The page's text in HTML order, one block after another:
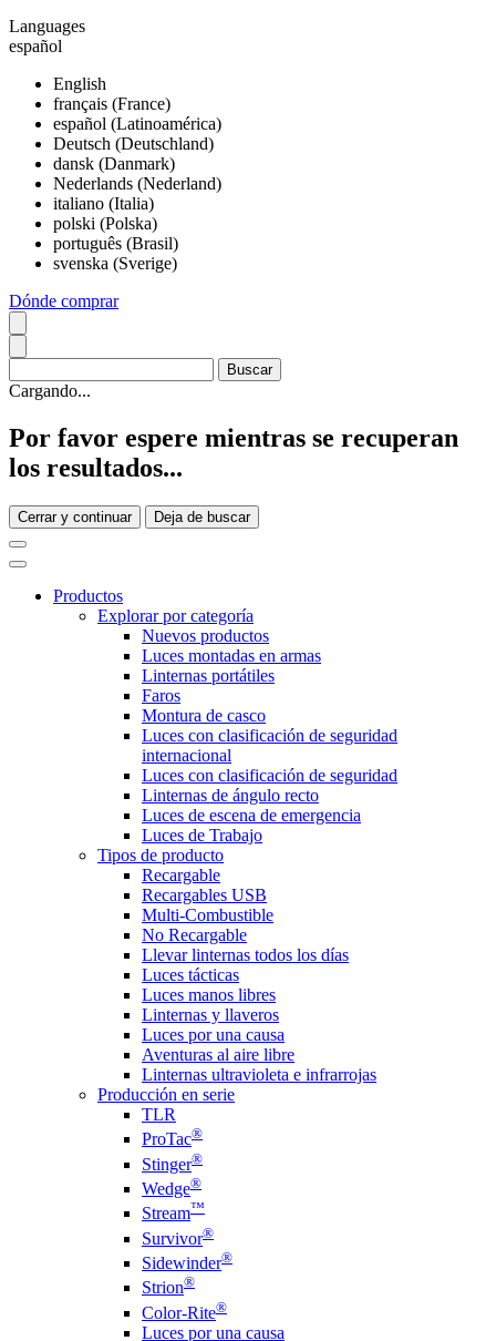
Languages
español
English
français (France)
español (Latinoamérica)
Deutsch (Deutschland)
dansk (Danmark)
Nederlands (Nederland)
italiano (Italia)
polski (Polska)
português (Brasil)
svenska (Sverige)
Dónde comprar
Cargando...
Por favor espere mientras se recuperan
los resultados...
Cerrar y continuar Deja de buscar
Productos
Explorar por categoría
Nuevos productos
Luces montadas en armas
Linternas portátiles
Faros
Montura de casco
Luces con clasificación de seguridad
internacional
Luces con clasificación de seguridad
Linternas de ángulo recto
Luces de escena de emergencia
Luces de Trabajo
Tipos de producto
Recargable
Recargables USB
Multi-Combustible
No Recargable
Llevar linternas todos los días
Luces tácticas
Luces manos libres
Linternas y llaveros
Luces por una causa
Aventuras al aire libre
Linternas ultravioleta e infrarrojas
Producción en serie
TLR
ProTac®
Stinger®
Wedge®
Stream™
Survivor®
Sidewinder®
Strion®
Color-Rite®
Luces por una causa